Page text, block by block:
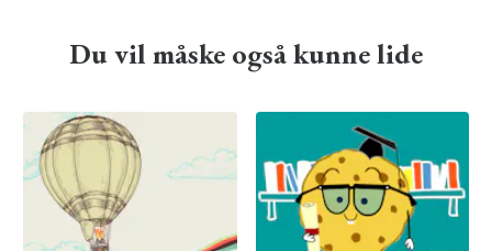
Du vil måske også kunne lide